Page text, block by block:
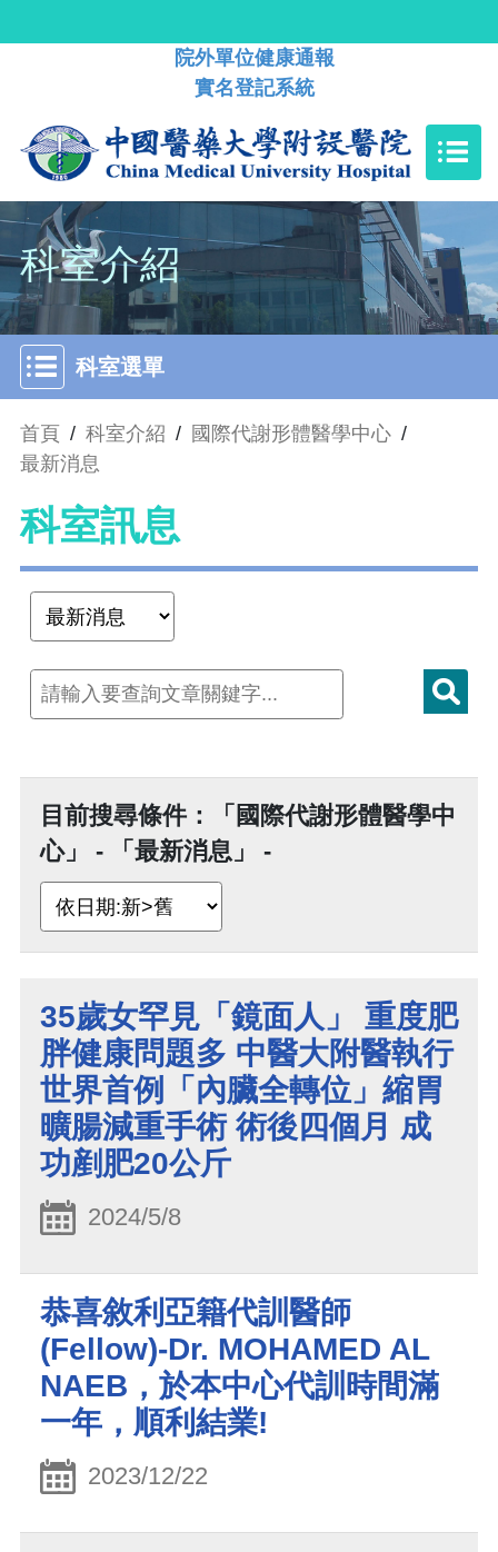
院外單位健康通報
實名登記系統
科室介紹
科室選單
首頁 / 科室介紹 / 國際代謝形體醫學中心 /
最新消息
科室訊息
目前搜尋條件：「國際代謝形體醫學中
心」 - 「最新消息」 -
35歲女罕見「鏡面人」 重度肥
胖健康問題多 中醫大附醫執行
世界首例「內臟全轉位」縮胃
曠腸減重手術 術後四個月 成
功剷肥20公斤
2024/5/8
恭喜敘利亞籍代訓醫師
(Fellow)-Dr. MOHAMED AL
NAEB，於本中心代訓時間滿
一年，順利結業!
2023/12/22